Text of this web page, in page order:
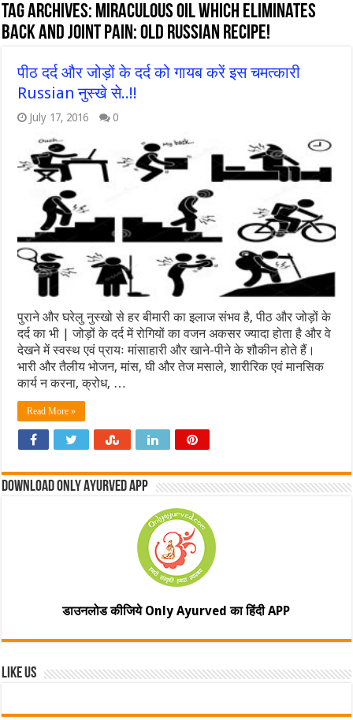
Tag Archives: Miraculous Oil Which Eliminates
Back And Joint Pain: Old Russian Recipe!
पीठ दर्द और जोड़ों के दर्द को गायब करें इस चमत्कारी
Russian नुस्खे से..!!
July 17, 2016 0
पुराने और घरेलु नुस्खो से हर बीमारी का इलाज संभव है, पीठ और जोड़ों के
दर्द का भी | जोड़ों के दर्द में रोगियों का वजन अकसर ज्यादा होता है और वे
देखने में स्वस्थ एवं प्रायः मांसाहारी और खाने-पीने के शौकीन होते हैं।
भारी और तैलीय भोजन, मांस, घी और तेज मसाले, शारीरिक एवं मानसिक
कार्य न करना, क्रोध, …
Read More »
Download Only Ayurved App
डाउनलोड कीजिये Only Ayurved का हिंदी APP
Like Us